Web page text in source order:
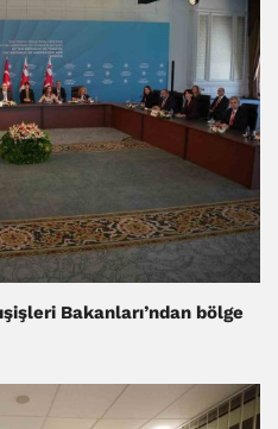
Bakanları’ndan bölge